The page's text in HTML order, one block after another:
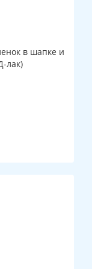
в шапке и
лак)